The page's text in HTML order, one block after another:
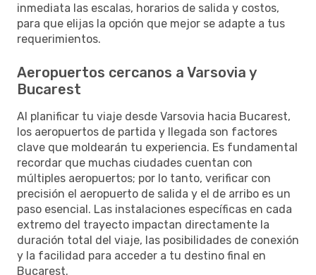
inmediata las escalas, horarios de salida y costos,
para que elijas la opción que mejor se adapte a tus
requerimientos.
Aeropuertos cercanos a Varsovia y
Bucarest
Al planificar tu viaje desde Varsovia hacia Bucarest,
los aeropuertos de partida y llegada son factores
clave que moldearán tu experiencia. Es fundamental
recordar que muchas ciudades cuentan con
múltiples aeropuertos; por lo tanto, verificar con
precisión el aeropuerto de salida y el de arribo es un
paso esencial. Las instalaciones específicas en cada
extremo del trayecto impactan directamente la
duración total del viaje, las posibilidades de conexión
y la facilidad para acceder a tu destino final en
Bucarest.